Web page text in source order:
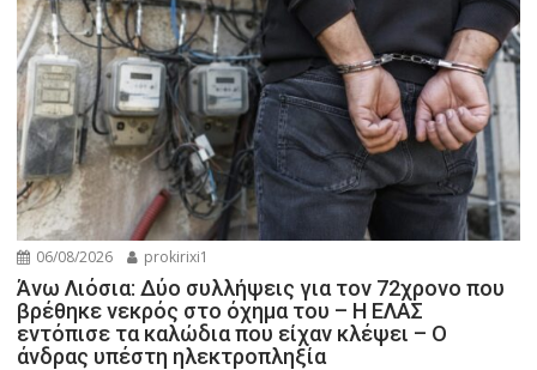
06/08/2026 prokirixi1
Άνω Λιόσια: Δύο συλλήψεις για τον 72χρονο που
βρέθηκε νεκρός στο όχημα του – Η ΕΛΑΣ
εντόπισε τα καλώδια που είχαν κλέψει – Ο
άνδρας υπέστη ηλεκτροπληξία